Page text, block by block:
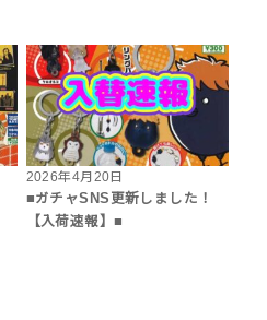
2026年4月20日
■ガチャSNS更新しました！
【入荷速報】■